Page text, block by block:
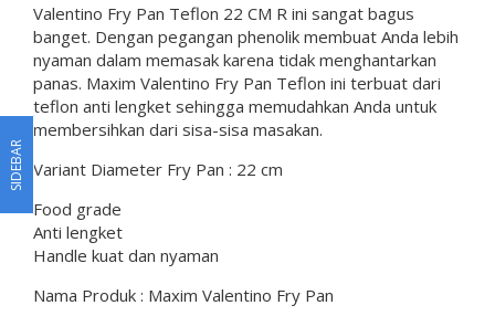
Valentino Fry Pan Teflon 22 CM R ini sangat bagus
banget. Dengan pegangan phenolik membuat Anda lebih
nyaman dalam memasak karena tidak menghantarkan
panas. Maxim Valentino Fry Pan Teflon ini terbuat dari
teflon anti lengket sehingga memudahkan Anda untuk
membersihkan dari sisa-sisa masakan.
Variant Diameter Fry Pan : 22 cm
Food grade
Anti lengket
Handle kuat dan nyaman
Nama Produk : Maxim Valentino Fry Pan
SIDEBAR